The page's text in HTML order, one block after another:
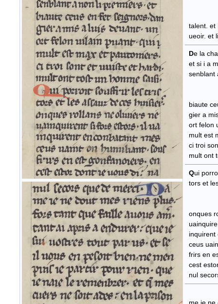
talent. et
ueoir. et
De la
et si i a
biaute
gier a
ort felon
mult est
ci troi
mult ont
Qui
tors et
onques
inquirent
ceus
frirs en
cest
nul